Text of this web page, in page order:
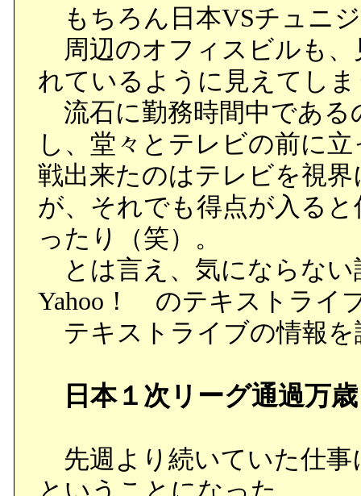
もちろん日本VSチュニ
周辺のオフィスビルも、
れているように見えてし
流石に勤務時間中である
し、堂々とテレビの前に
戦出来たのはテレビを視
が、それでも得点が入る
ったり（笑）。
とは言え、気にならない
Yahoo！ のテキストライ
テキストライブの情報を
日本１次リーグ通過万
先週より続いていた仕事